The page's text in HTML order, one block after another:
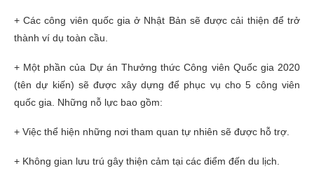
+ Các công viên quốc gia ở Nhật Bản sẽ được cải thiện để trở
thành ví dụ toàn cầu.
+ Một phần của Dự án Thưởng thức Công viên Quốc gia 2020
(tên dự kiến) sẽ được xây dựng để phục vụ cho 5 công viên
quốc gia. Những nỗ lực bao gồm:
+ Việc thể hiện những nơi tham quan tự nhiên sẽ được hỗ trợ.
+ Không gian lưu trú gây thiện cảm tại các điểm đến du lịch.